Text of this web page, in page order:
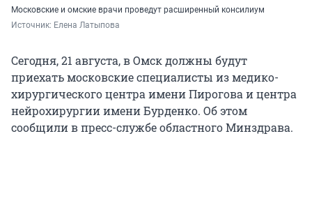
Московские и омские врачи проведут расширенный консилиум
Источник: Елена Латыпова
Сегодня, 21 августа, в Омск должны будут
приехать московские специалисты из медико-
хирургического центра имени Пирогова и центра
нейрохирургии имени Бурденко. Об этом
сообщили в пресс-службе областного Минздрава.